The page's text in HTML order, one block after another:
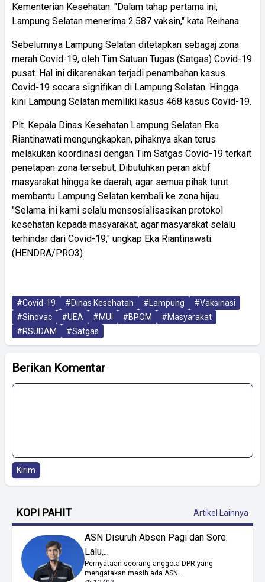
Kementerian Kesehatan. "Dalam tahap pertama ini,
Lampung Selatan menerima 2.587 vaksin," kata Reihana.
Sebelumnya Lampung Selatan ditetapkan sebagaj zona
merah Covid-19, oleh Tim Satuan Tugas (Satgas) Covid-19
pusat. Hal ini dikarenakan terjadi penambahan kasus
Covid-19 secara signifikan di Lampung Selatan. Hingga
kini Lampung Selatan memiliki kasus 468 kasus Covid-19.
Plt. Kepala Dinas Kesehatan Lampung Selatan Eka
Riantinawati mengungkapkan, pihaknya akan terus
melakukan koordinasi dengan Tim Satgas Covid-19 terkait
penetapan zona tersebut. Dibutuhkan peran aktif
masyarakat hingga ke daerah, agar semua pihak turut
membantu Lampung Selatan kembali ke zona hijau.
"Selama ini kami selalu mensosialisasikan protokol
kesehatan kepada masyarakat, agar masyarakat selalu
terhindar dari Covid-19," ungkap Eka Riantinawati.
(HENDRA/PRO3)
#Covid-19 #Dinas Kesehatan #Lampung
#Vaksinasi
#Sinovac
#UEA #MUI #BPOM
#Masyarakat
#RSUDAM
#Satgas
Berikan Komentar
Kirim
KOPI PAHIT Artikel Lainnya
ASN Disuruh Absen Pagi dan Sore.
Lalu,...
Pernyataan seorang anggota DPR yang
mengatakan masih ada ASN...